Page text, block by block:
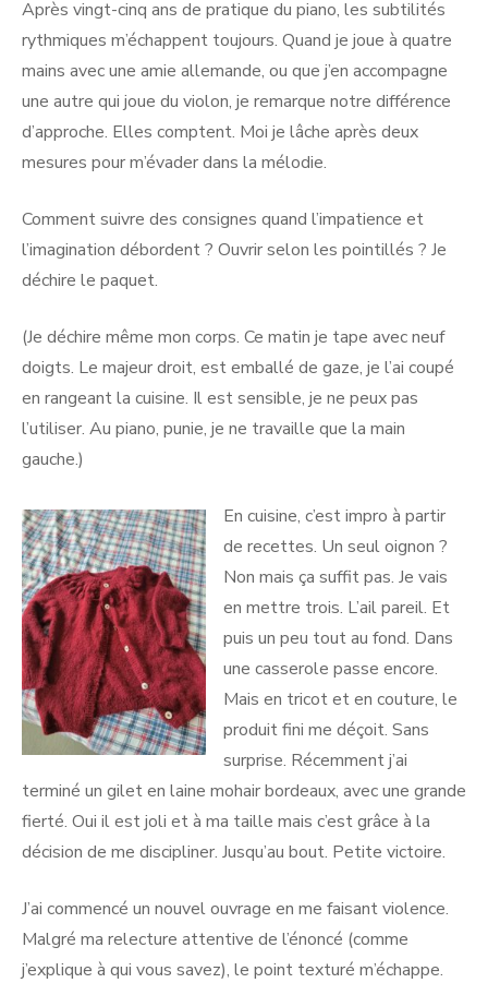
Après vingt-cinq ans de pratique du piano, les subtilités
rythmiques m’échappent toujours. Quand je joue à quatre
mains avec une amie allemande, ou que j’en accompagne
une autre qui joue du violon, je remarque notre différence
d’approche. Elles comptent. Moi je lâche après deux
mesures pour m’évader dans la mélodie.
Comment suivre des consignes quand l’impatience et
l’imagination débordent ? Ouvrir selon les pointillés ? Je
déchire le paquet.
(Je déchire même mon corps. Ce matin je tape avec neuf
doigts. Le majeur droit, est emballé de gaze, je l’ai coupé
en rangeant la cuisine. Il est sensible, je ne peux pas
l’utiliser. Au piano, punie, je ne travaille que la main
gauche.)
En cuisine, c’est impro à partir
de recettes. Un seul oignon ?
Non mais ça suffit pas. Je vais
en mettre trois. L’ail pareil. Et
puis un peu tout au fond. Dans
une casserole passe encore.
Mais en tricot et en couture, le
produit fini me déçoit. Sans
surprise. Récemment j’ai
terminé un gilet en laine mohair bordeaux, avec une grande
fierté. Oui il est joli et à ma taille mais c’est grâce à la
décision de me discipliner. Jusqu’au bout. Petite victoire.
J’ai commencé un nouvel ouvrage en me faisant violence.
Malgré ma relecture attentive de l’énoncé (comme
j’explique à qui vous savez), le point texturé m’échappe.